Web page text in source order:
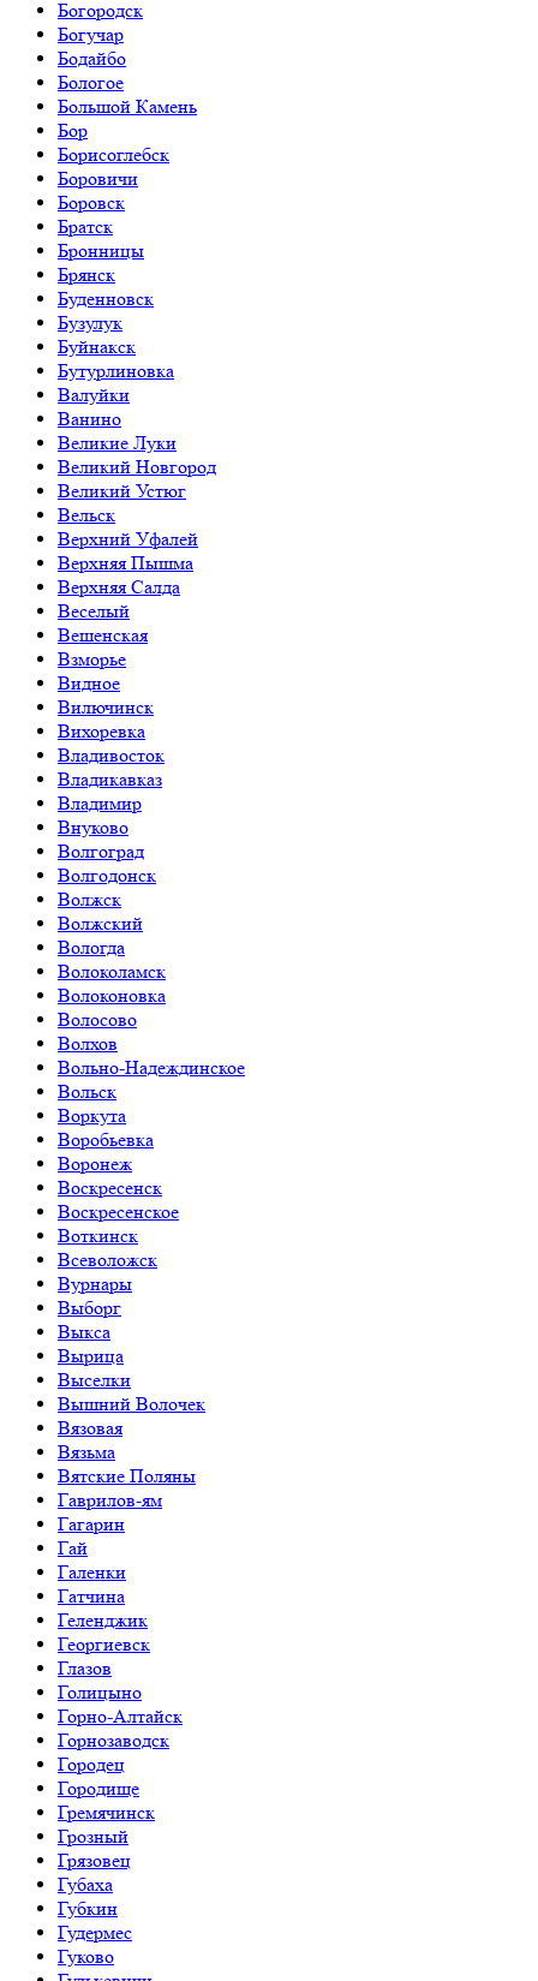
Богородск
Богучар
Бодайбо
Бологое
Большой Камень
Бор
Борисоглебск
Боровичи
Боровск
Братск
Бронницы
Брянск
Буденновск
Бузулук
Буйнакск
Бутурлиновка
Валуйки
Ванино
Великие Луки
Великий Новгород
Великий Устюг
Вельск
Верхний Уфалей
Верхняя Пышма
Верхняя Салда
Веселый
Вешенская
Взморье
Видное
Вилючинск
Вихоревка
Владивосток
Владикавказ
Владимир
Внуково
Волгоград
Волгодонск
Волжск
Волжский
Вологда
Волоколамск
Волоконовка
Волосово
Волхов
Вольно-Надеждинское
Вольск
Воркута
Воробьевка
Воронеж
Воскресенск
Воскресенское
Воткинск
Всеволожск
Вурнары
Выборг
Выкса
Вырица
Выселки
Вышний Волочек
Вязовая
Вязьма
Вятские Поляны
Гаврилов-ям
Гагарин
Гай
Галенки
Гатчина
Геленджик
Георгиевск
Глазов
Голицыно
Горно-Алтайск
Горнозаводск
Городец
Городище
Гремячинск
Грозный
Грязовец
Губаха
Губкин
Гудермес
Гуково